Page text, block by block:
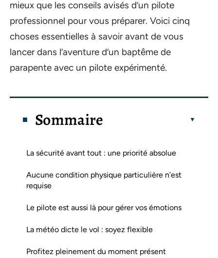
mieux que les conseils avisés d’un pilote
professionnel pour vous préparer. Voici cinq
choses essentielles à savoir avant de vous
lancer dans l’aventure d’un baptême de
parapente avec un pilote expérimenté.
Sommaire
La sécurité avant tout : une priorité absolue
Aucune condition physique particulière n’est
requise
Le pilote est aussi là pour gérer vos émotions
La météo dicte le vol : soyez flexible
Profitez pleinement du moment présent